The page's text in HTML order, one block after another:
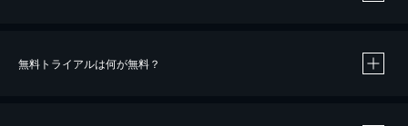
無料トライアルは何が無料？